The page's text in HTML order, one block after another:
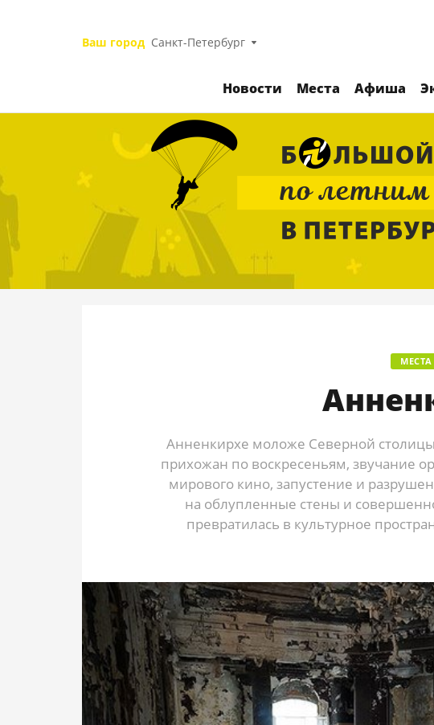
Ваш город Санкт-Петербург
Новости Места Афиша
МЕСТА
Анненкирхе моложе Северной
прихожан по воскресеньям, звучание
мирового кино, запустение и
на облупленные стены и
превратилась в культурное